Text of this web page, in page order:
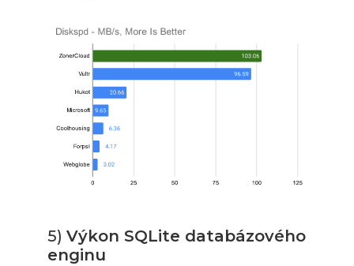
5) Výkon SQLite databázového
enginu